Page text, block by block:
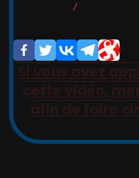
/
Si vous avez
cette vidéo,
afin de faire